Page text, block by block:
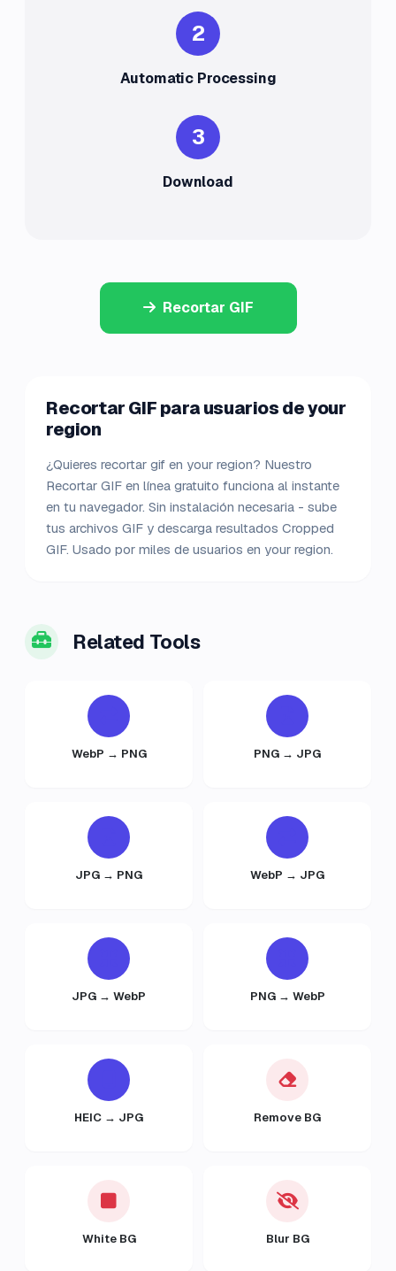
2
Automatic Processing
3
Download
Recortar GIF
Recortar GIF para usuarios de your
region
¿Quieres recortar gif en your region? Nuestro
Recortar GIF en línea gratuito funciona al instante
en tu navegador. Sin instalación necesaria - sube
tus archivos GIF y descarga resultados Cropped
GIF. Usado por miles de usuarios en your region.
Related Tools
WebP → PNG PNG → JPG
JPG → PNG WebP → JPG
JPG → WebP PNG → WebP
HEIC → JPG Remove BG
White BG Blur BG